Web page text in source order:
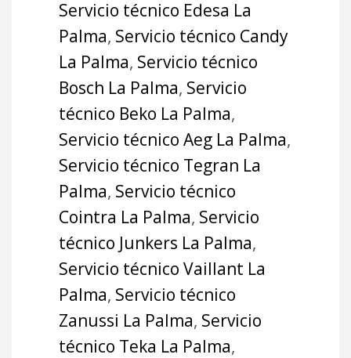
Servicio técnico Edesa La
Palma, Servicio técnico Candy
La Palma, Servicio técnico
Bosch La Palma, Servicio
técnico Beko La Palma,
Servicio técnico Aeg La Palma,
Servicio técnico Tegran La
Palma, Servicio técnico
Cointra La Palma, Servicio
técnico Junkers La Palma,
Servicio técnico Vaillant La
Palma, Servicio técnico
Zanussi La Palma, Servicio
técnico Teka La Palma,